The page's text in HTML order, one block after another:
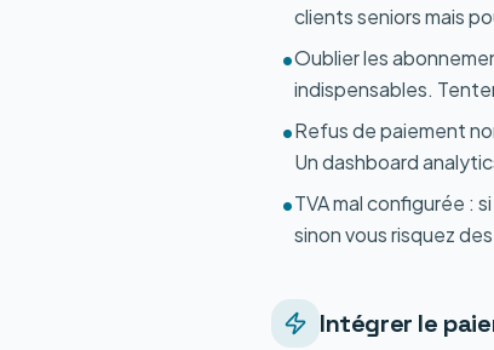
clients seniors mais
•Oublier les
indispensables.
•Refus de paiement
Un dashboard
•TVA mal configurée :
sinon vous risquez
Intégrer le